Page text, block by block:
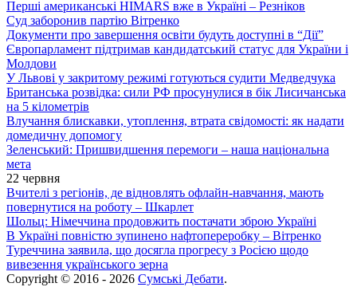
Перші американські HIMARS вже в Україні – Резніков
Суд заборонив партію Вітренко
Документи про завершення освіти будуть доступні в “Дії”
Європарламент підтримав кандидатський статус для України і
Молдови
У Львові у закритому режимі готуються судити Медведчука
Британська розвідка: сили РФ просунулися в бік Лисичанська
на 5 кілометрів
Влучання блискавки, утоплення, втрата свідомості: як надати
домедичну допомогу
Зеленський: Пришвидшення перемоги – наша національна
мета
22 червня
Вчителі з регіонів, де відновлять офлайн-навчання, мають
повернутися на роботу – Шкарлет
Шольц: Німеччина продовжить постачати зброю Україні
В Україні повністю зупинено нафтопереробку – Вітренко
Туреччина заявила, що досягла прогресу з Росією щодо
вивезення українського зерна
Copyright © 2016 - 2026 Сумські Дебати.